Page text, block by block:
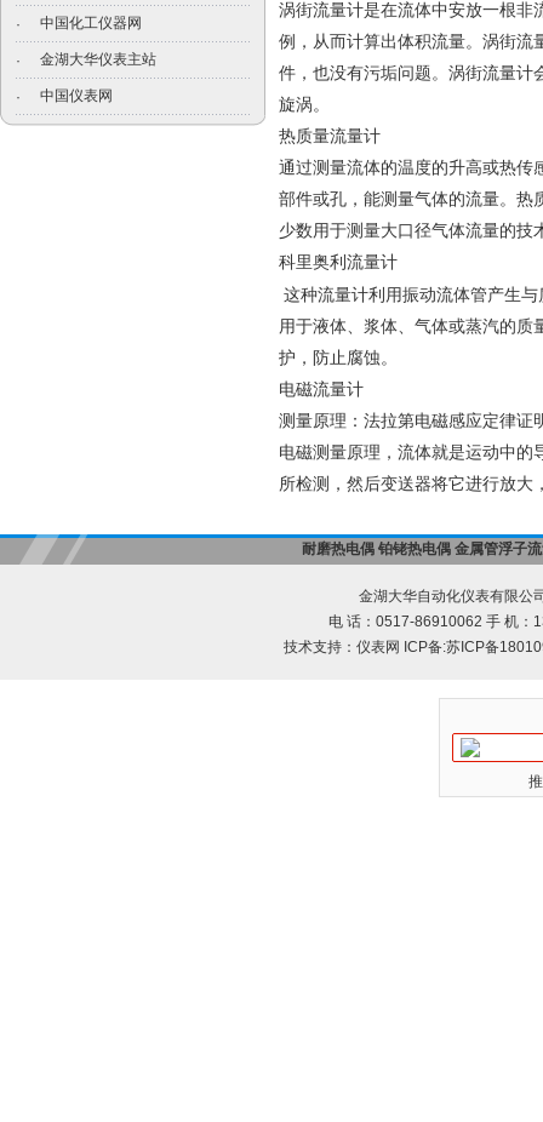
· 中国化工仪器网
· 金湖大华仪表主站
· 中国仪表网
涡街流量计是在流体中安放一根非
例，从而计算出体积流量。涡街流
件，也没有污垢问题。涡街流量计
旋涡。
热质量流量计
通过测量流体的温度的升高或热传
部件或孔，能测量气体的流量。热
少数用于测量大口径气体流量的技
科里奥利流量计
这种流量计利用振动流体管产生
用于液体、浆体、气体或蒸汽的质
护，防止腐蚀。
电磁流量计
测量原理：法拉第电磁感应定律证
电磁测量原理，流体就是运动中的
所检测，然后变送器将它进行放大
耐磨热电偶 铂铑热电偶 金属管浮子
金湖大华自动化仪表有限公
电 话：0517-86910062 手 机：
技术支持： 仪表网 ICP备:苏ICP备